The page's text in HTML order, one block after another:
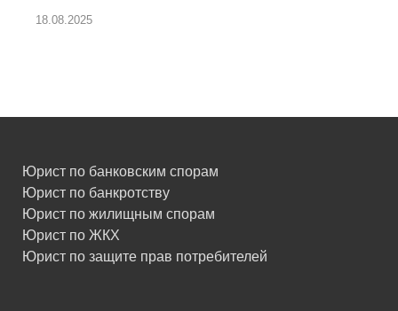
18.08.2025
Юрист по банковским спорам
Юрист по банкротству
Юрист по жилищным спорам
Юрист по ЖКХ
Юрист по защите прав потребителей